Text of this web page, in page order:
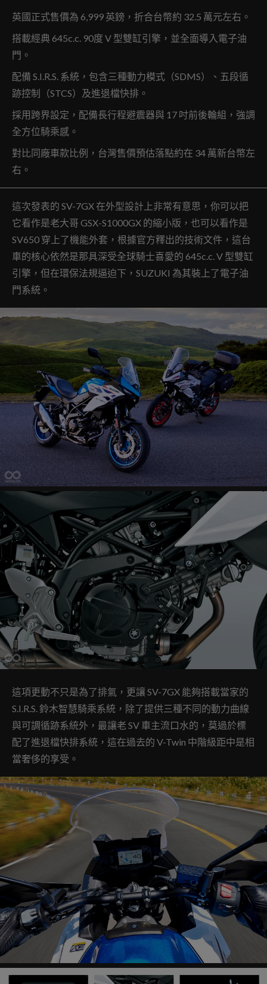
英國正式售價為 6,999 英鎊，折合台幣約 32.5 萬元左右。
搭載經典 645c.c. 90度 V 型雙缸引擎，並全面導入電子油
門。
配備 S.I.R.S. 系統，包含三種動力模式（SDMS）、五段循
跡控制（STCS）及進退檔快排。
採用跨界設定，配備長行程避震器與 17 吋前後輪組，強調
全方位騎乘感。
對比同廠車款比例，台灣售價預估落點約在 34 萬新台幣左
右。
這次發表的 SV-7GX 在外型設計上非常有意思，你可以把
它看作是老大哥 GSX-S1000GX 的縮小版，也可以看作是
SV650 穿上了機能外套，根據官方釋出的技術文件，這台
車的核心依然是那具深受全球騎士喜愛的 645c.c. V 型雙缸
引擎，但在環保法規逼迫下，SUZUKI 為其裝上了電子油
門系統。
這項更動不只是為了排氣，更讓 SV-7GX 能夠搭載當家的
S.I.R.S. 鈴木智慧騎乘系統，除了提供三種不同的動力曲線
與可調循跡系統外，最讓老 SV 車主流口水的，莫過於標
配了進退檔快排系統，這在過去的 V-Twin 中階級距中是相
當奢侈的享受。